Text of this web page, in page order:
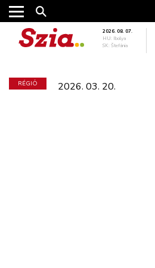
2026. 08. 07.
HU: Ibolya
SK: Štefánia
RÉGIÓ 2026. 03. 20.